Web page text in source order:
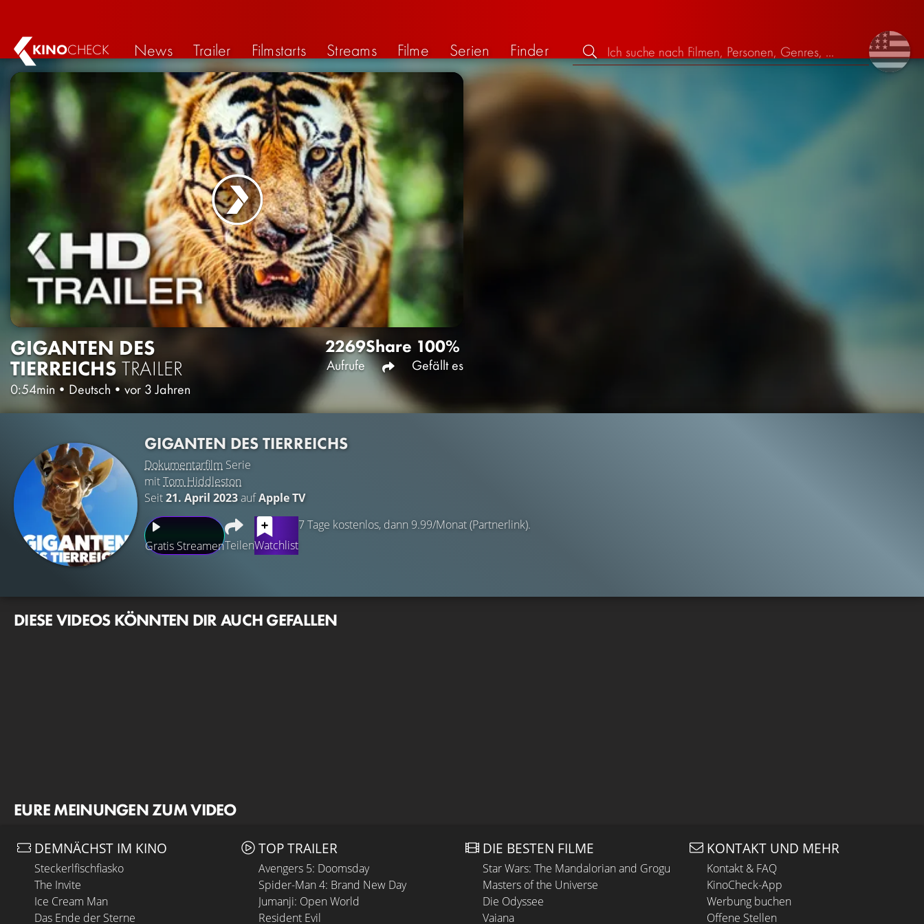
KINOCHECK News Trailer Filmstarts Streams Filme Serien Finder
GIGANTEN DES
TIERREICHSTRAILER
0:54min • Deutsch • vor 3 Jahren
2269
Aufrufe
Share 100%
Gefällt es
GIGANTEN DES TIERREICHS
Dokumentarfilm Serie
mitTom Hiddleston
Seit21. April 2023aufApple TV
Gratis StreamenTeilenWatchlist
7 Tage kostenlos, dann 9.99/Monat (Partnerlink).
DIESE VIDEOS KÖNNTEN DIR AUCH GEFALLEN
EURE MEINUNGEN ZUM VIDEO
DEMNÄCHST IM KINO
Steckerlfischfiasko
The Invite
Ice Cream Man
Das Ende der Sterne
TOP TRAILER
Avengers 5: Doomsday
Spider-Man 4: Brand New Day
Jumanji: Open World
Resident Evil
DIE BESTEN FILME
Star Wars: The Mandalorian and Grogu
Masters of the Universe
Die Odyssee
Vaiana
KONTAKT UND MEHR
Kontakt & FAQ
KinoCheck-App
Werbung buchen
Offene Stellen